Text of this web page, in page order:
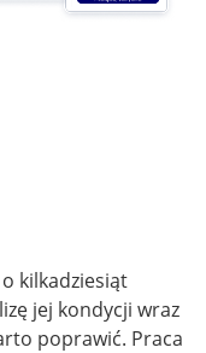
kilkadziesiąt
jej kondycji wraz
poprawić. Praca